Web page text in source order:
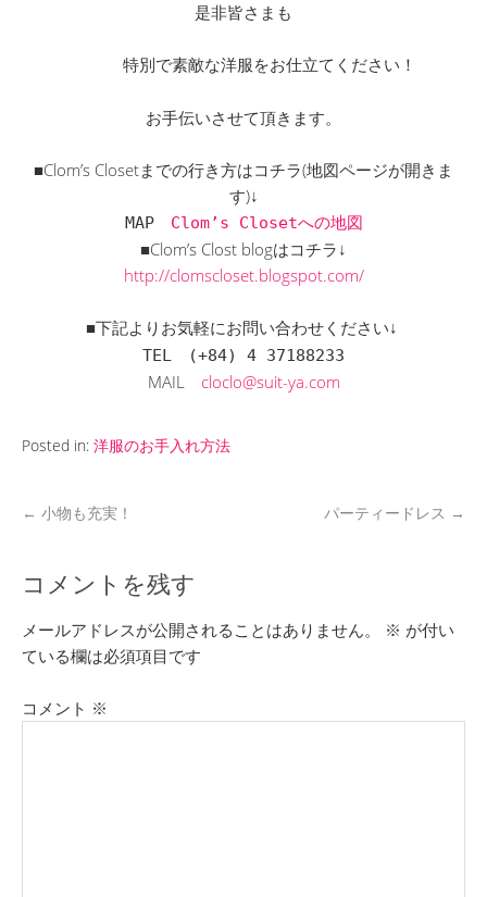
是非皆さまも
特別で素敵な洋服をお仕立てください！
お手伝いさせて頂きます。
■Clom’s Closetまでの行き方はコチラ(地図ページが開きま
す)↓
MAP Clom’s Closetへの地図
■Clom’s Clost blogはコチラ↓
http://clomscloset.blogspot.com/
■下記よりお気軽にお問い合わせください↓
TEL (+84) 4 37188233
MAIL cloclo@suit-ya.com
Posted in: 洋服のお手入れ方法
← 小物も充実！ パーティードレス →
コメントを残す
メールアドレスが公開されることはありません。 ※ が付い
ている欄は必須項目です
コメント ※